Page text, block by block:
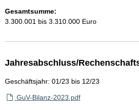
Gesamtsumme:
3.300.001 bis 3.310.000 Euro
Jahresabschluss/
Geschäftsjahr: 01/23 bis 12/23
GuV-Bilanz-2023.pdf